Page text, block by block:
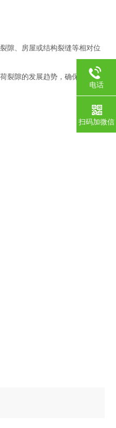
隙、房屋或结构裂缝等相对位
裂隙的发展趋势，确保工程安
电话
扫码加微信